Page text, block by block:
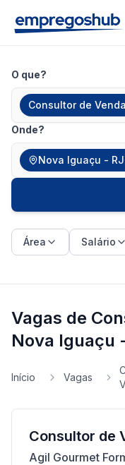
O que?
Consultor de
Onde?
Nova Iguaçu - RJ
Área Salário
Vagas de
Nova Iguaçu
Início Vagas
Consultor de
Agil Gourmet